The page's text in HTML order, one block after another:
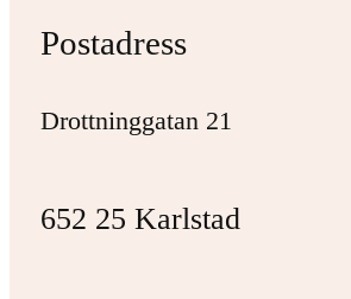
Postadress
Drottninggatan 21
652 25 Karlstad